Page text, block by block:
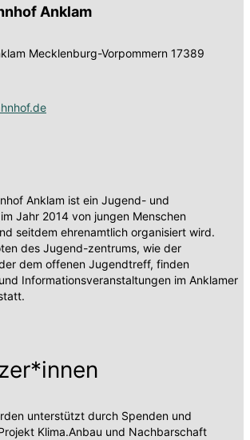
Anklam
Mecklenburg-Vorpommern 17389
Anklam ist ein Jugend- und
Jahr 2014 von jungen Menschen
seitdem ehrenamtlich organisiert wird.
des Jugend-zentrums, wie der
dem offenen Jugendtreff, finden
Informationsveranstaltungen im Anklamer
unterstützt durch Spenden und
Klima.Anbau und Nachbarschaft